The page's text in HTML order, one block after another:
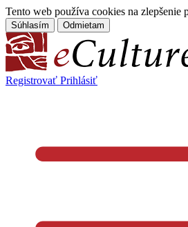
Tento web používa cookies na zlepšenie
Súhlasím Odmietam
Registrovať Prihlásiť